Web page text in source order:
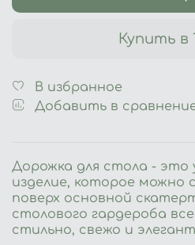
Купить в
В избранное
Добавить в
Дорожка для стола - это
изделие, которое можно
поверх основной
столового гардероба
стильно, свежо и